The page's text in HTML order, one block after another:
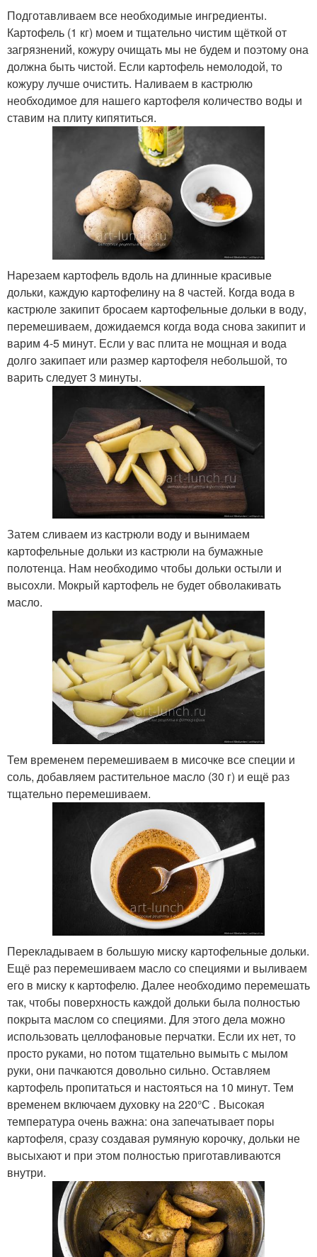
Подготавливаем все необходимые ингредиенты.
Картофель (1 кг) моем и тщательно чистим щёткой от
загрязнений, кожуру очищать мы не будем и поэтому она
должна быть чистой. Если картофель немолодой, то
кожуру лучше очистить. Наливаем в кастрюлю
необходимое для нашего картофеля количество воды и
ставим на плиту кипятиться.
Нарезаем картофель вдоль на длинные красивые
дольки, каждую картофелину на 8 частей. Когда вода в
кастрюле закипит бросаем картофельные дольки в воду,
перемешиваем, дожидаемся когда вода снова закипит и
варим 4-5 минут. Если у вас плита не мощная и вода
долго закипает или размер картофеля небольшой, то
варить следует 3 минуты.
Затем сливаем из кастрюли воду и вынимаем
картофельные дольки из кастрюли на бумажные
полотенца. Нам необходимо чтобы дольки остыли и
высохли. Мокрый картофель не будет обволакивать
масло.
Тем временем перемешиваем в мисочке все специи и
соль, добавляем растительное масло (30 г) и ещё раз
тщательно перемешиваем.
Перекладываем в большую миску картофельные дольки.
Ещё раз перемешиваем масло со специями и выливаем
его в миску к картофелю. Далее необходимо перемешать
так, чтобы поверхность каждой дольки была полностью
покрыта маслом со специями. Для этого дела можно
использовать целлофановые перчатки. Если их нет, то
просто руками, но потом тщательно вымыть с мылом
руки, они пачкаются довольно сильно. Оставляем
картофель пропитаться и настояться на 10 минут. Тем
временем включаем духовку на 220°С . Высокая
температура очень важна: она запечатывает поры
картофеля, сразу создавая румяную корочку, дольки не
высыхают и при этом полностью приготавливаются
внутри.